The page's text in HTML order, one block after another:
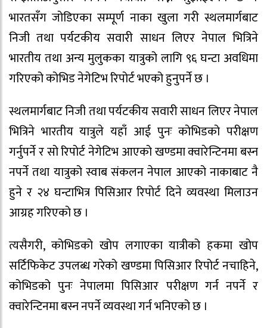
भारतसँग जोडिएका सम्पूर्ण नाका खुला गरी स्थलमार्गबाट
निजी तथा पर्यटकीय सवारी साधन लिएर नेपाल भित्रिने
भारतीय तथा अन्य मुलुकका यात्रुको लागि ९६ घन्टा अवधिमा
गरिएको कोभिड नेगेटिभ रिपोर्ट भएको हुनुपर्ने छ ।
स्थलमार्गबाट निजी तथा पर्यटकीय सवारी साधन लिएर नेपाल
भित्रिने भारतीय यात्रुले यहाँ आई पुनः कोभिडको परीक्षण
गर्नुपर्ने र सो रिपोर्ट नेगेटिभ आएको खण्डमा क्वारेन्टिनमा बस्न
नपर्ने तथा यात्रुको स्वाब संकलन नेपाल आएको नाकाबाट नै
हुने र २४ घन्टाभित्र पिसिआर रिपोर्ट दिने व्यवस्था मिलाउन
आग्रह गरिएको छ ।
त्यसैगरी, कोभिडको खोप लगाएका यात्रीको हकमा खोप
सर्टिफिकेट उपलब्ध गरेको खण्डमा पिसिआर रिपोर्ट नचाहिने,
कोभिडको पुनः नेपालमा पिसिआर परीक्षण गर्न नपर्ने र
क्वारेन्टिनमा बस्न नपर्ने व्यवस्था गर्न भनिएको छ ।